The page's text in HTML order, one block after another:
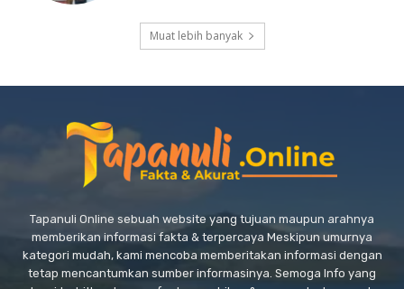
Muat lebih banyak
Tapanuli Online sebuah website yang tujuan maupun arahnya
memberikan informasi fakta & terpercaya Meskipun umurnya
kategori mudah, kami mencoba memberitakan informasi dengan
tetap mencantumkan sumber informasinya. Semoga Info yang